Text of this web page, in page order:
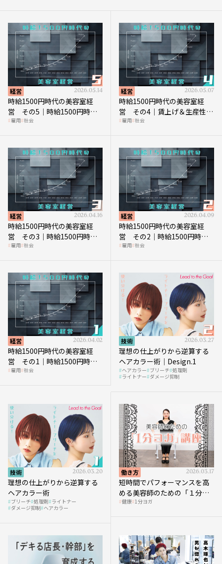
経営 2026.05.14
時給1500円時代の美容室経
営 その5｜時給1500円時代
の到来は美容業の収益構造を
雇用 社会
経営 2026.05.07
時給1500円時代の美容室経
営 その4｜賃上げ＆生産性向
上につなげる賢い助成金活用
雇用 社会
経営 2026.04.16
時給1500円時代の美容室経
営 その3｜時給1500円時
代、美容業はどのような影響
雇用 社会
経営 2026.04.09
時給1500円時代の美容室経
営 その2｜時給1500円時代
に支払う給与はいくらなのか
雇用 社会
経営 2026.04.02
時給1500円時代の美容室経
営 その1｜時給1500円時代
へ向かう社会的背景
雇用 社会
技術 2026.03.27
理想の仕上がりから逆算する
ヘアカラー術｜Design.1
ヘアカラー ブリーチ 処理剤
ライトナー ダメージ抑制
技術 2026.03.20
理想の仕上がりから逆算する
ヘアカラー術
ブリーチ 処理剤 ライトナー
ダメージ抑制 ヘアカラー
働き方 2026.03.17
短時間でパフォーマンスを高
める美容師のための「１分ヨ
ガ」講座｜実践編
健康 1分ヨガ